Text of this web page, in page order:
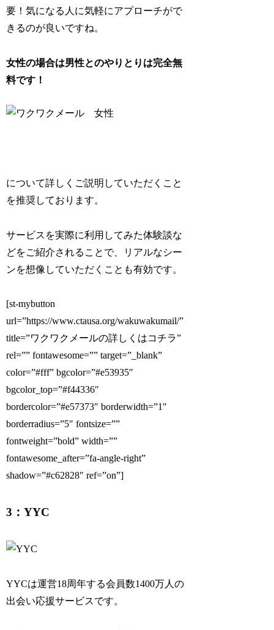
要！気になる人に気軽にアプローチがで
きるのが良いですね。
女性の場合は男性とのやりとりは完全無
料です！
について詳しくご説明していただくこと
を推奨しております。
サービスを実際に利用してみた体験談な
どをご紹介されることで、リアルなシー
ンを想像していただくことも有効です。
[st-mybutton
url=”https://www.ctausa.org/wakuwakumail/”
title=”ワクワクメールの詳しくはコチラ”
rel=”” fontawesome=”” target=”_blank”
color=”#fff” bgcolor=”#e53935″
bgcolor_top=”#f44336″
bordercolor=”#e57373″ borderwidth=”1″
borderradius=”5″ fontsize=””
fontweight=”bold” width=””
fontawesome_after=”fa-angle-right”
shadow=”#c62828″ ref=”on”]
3：YYC
YYCは運営18周年する会員数1400万人の
出会い応援サービスです。